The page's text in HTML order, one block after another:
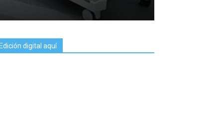
digital aquí